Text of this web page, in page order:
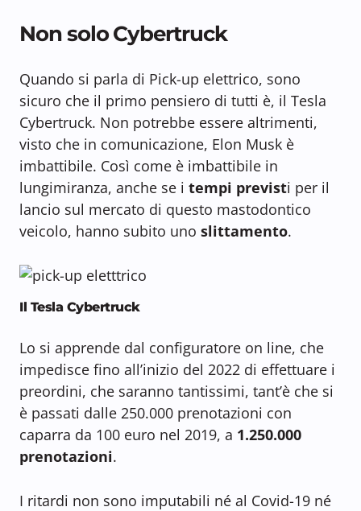
Non solo Cybertruck
Quando si parla di Pick-up elettrico, sono
sicuro che il primo pensiero di tutti è, il Tesla
Cybertruck. Non potrebbe essere altrimenti,
visto che in comunicazione, Elon Musk è
imbattibile. Così come è imbattibile in
lungimiranza, anche se i tempi previsti per il
lancio sul mercato di questo mastodontico
veicolo, hanno subito uno slittamento.
Il Tesla Cybertruck
Lo si apprende dal configuratore on line, che
impedisce fino all’inizio del 2022 di effettuare i
preordini, che saranno tantissimi, tant’è che si
è passati dalle 250.000 prenotazioni con
caparra da 100 euro nel 2019, a 1.250.000
prenotazioni.
I ritardi non sono imputabili né al Covid-19 né